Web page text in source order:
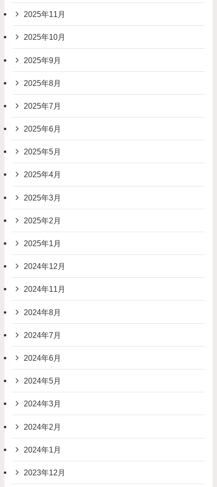
2025年11月
2025年10月
2025年9月
2025年8月
2025年7月
2025年6月
2025年5月
2025年4月
2025年3月
2025年2月
2025年1月
2024年12月
2024年11月
2024年8月
2024年7月
2024年6月
2024年5月
2024年3月
2024年2月
2024年1月
2023年12月